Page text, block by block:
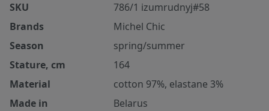
SKU
786/1 izumrudnyj#58
Brands
Michel Chic
Season
spring/summer
Stature, cm
164
Material
cotton 97%, elastane 3%
Made in
Belarus